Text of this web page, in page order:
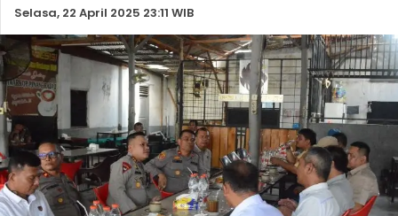
Selasa, 22 April 2025 23:11 WIB